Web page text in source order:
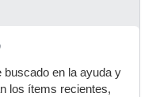
buscado en la ayuda y
los ítems recientes,